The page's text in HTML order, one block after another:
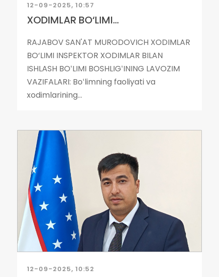
12-09-2025, 10:57
XODIMLAR BO‘LIMI...
RAJABOV SAN'AT MURODOVICH XODIMLAR
BO‘LIMI INSPEKTOR XODIMLAR BILAN
ISHLASH BOʻLIMI BOSHLIGʻINING LAVOZIM
VAZIFALARI: Boʻlimning faoliyati va
xodimlarining...
12-09-2025, 10:52